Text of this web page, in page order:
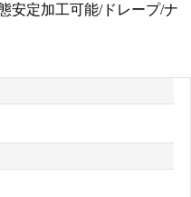
安定加工可能/ドレープ/ナ